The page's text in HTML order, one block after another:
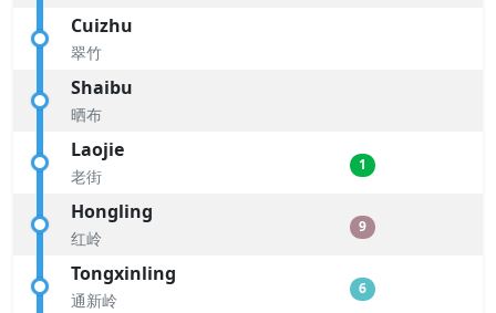
Cuizhu
翠竹
Shaibu
晒布
Laojie
老街
1
Hongling
红岭
9
Tongxinling
通新岭
6